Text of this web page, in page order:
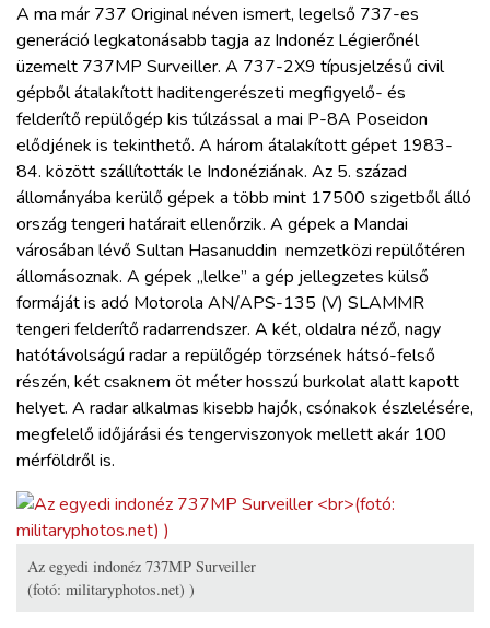
A ma már 737 Original néven ismert, legelső 737-es
generáció legkatonásabb tagja az Indonéz Légierőnél
üzemelt 737MP Surveiller. A 737-2X9 típusjelzésű civil
gépből átalakított haditengerészeti megfigyelő- és
felderítő repülőgép kis túlzással a mai P-8A Poseidon
elődjének is tekinthető. A három átalakított gépet 1983-
84. között szállították le Indonéziának. Az 5. század
állományába kerülő gépek a több mint 17500 szigetből álló
ország tengeri határait ellenőrzik. A gépek a Mandai
városában lévő Sultan Hasanuddin nemzetközi repülőtéren
állomásoznak. A gépek „lelke” a gép jellegzetes külső
formáját is adó Motorola AN/APS-135 (V) SLAMMR
tengeri felderítő radarrendszer. A két, oldalra néző, nagy
hatótávolságú radar a repülőgép törzsének hátsó-felső
részén, két csaknem öt méter hosszú burkolat alatt kapott
helyet. A radar alkalmas kisebb hajók, csónakok észlelésére,
megfelelő időjárási és tengerviszonyok mellett akár 100
mérföldről is.
Az egyedi indonéz 737MP Surveiller
(fotó: militaryphotos.net) )